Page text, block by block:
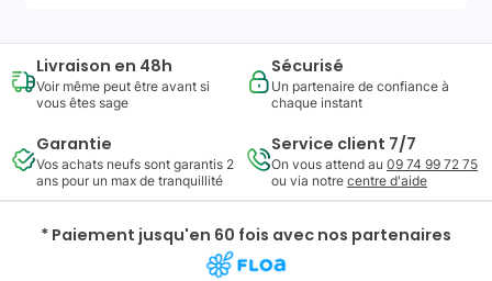
Livraison en 48h
Voir même peut être avant si
vous êtes sage
Sécurisé
Un partenaire de confiance à
chaque instant
Garantie
Vos achats neufs sont garantis 2
ans pour un max de tranquillité
Service client 7/7
On vous attend au 09 74 99 72 75
ou via notre centre d'aide
* Paiement jusqu'en 60 fois avec nos partenaires